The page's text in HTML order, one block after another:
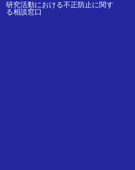
研究活動における不正防止に関す
る相談窓口